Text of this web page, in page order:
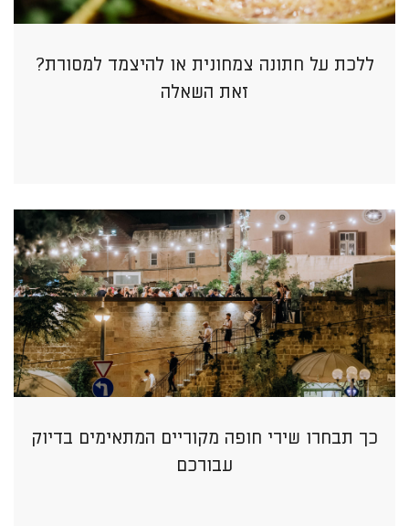
ללכת על חתונה צמחונית או להיצמד למסורת?
זאת השאלה
כך תבחרו שירי חופה מקוריים המתאימים בדיוק
עבורכם